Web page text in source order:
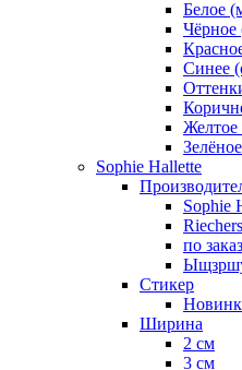
Белое
Чёрное
Синее
Желтое
Sophie Hallette
Sophie
по
Стикер
Ширина
2 см
3 см